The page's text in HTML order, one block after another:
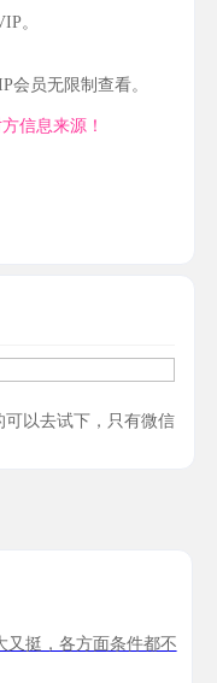
。
会员无限制查看。
信息来源！
可以去试下，只有微信
又挺，各方面条件都不